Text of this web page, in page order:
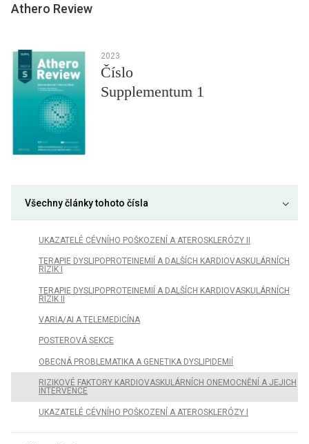
Athero Review
2023
Číslo
Supplementum 1
Všechny články tohoto čísla
UKAZATELÉ CÉVNÍHO POŠKOZENÍ A ATEROSKLERÓZY II
TERAPIE DYSLIPOPROTEINEMIÍ A DALŠÍCH KARDIOVASKULÁRNÍCH
RIZIK I
TERAPIE DYSLIPOPROTEINEMIÍ A DALŠÍCH KARDIOVASKULÁRNÍCH
RIZIK II
VARIA/AI A TELEMEDICÍNA
POSTEROVÁ SEKCE
OBECNÁ PROBLEMATIKA A GENETIKA DYSLIPIDEMIÍ
RIZIKOVÉ FAKTORY KARDIOVASKULÁRNÍCH ONEMOCNĚNÍ A JEJICH
INTERVENCE
UKAZATELÉ CÉVNÍHO POŠKOZENÍ A ATEROSKLERÓZY I